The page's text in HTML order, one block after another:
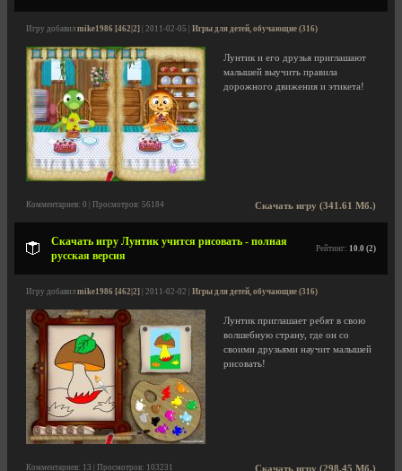
Игру добавил mike1986 [462|2] | 2011-02-05 | Игры для детей, обучающие (316)
Лунтик и его друзья приглашают
малышей выучить правила
дорожного движения и этикета!
Скачать игру (341.61 Мб.)
Комментариев: 0 | Просмотров: 56184
Скачать игру Лунтик учится рисовать - полная
русская версия
Рейтинг: 10.0 (2)
Игру добавил mike1986 [462|2] | 2011-02-02 | Игры для детей, обучающие (316)
Лунтик приглашает ребят в свою
волшебную страну, где он со
своими друзьями научит малышей
рисовать!
Скачать игру (298.45 Мб.)
Комментариев: 13 | Просмотров: 103231